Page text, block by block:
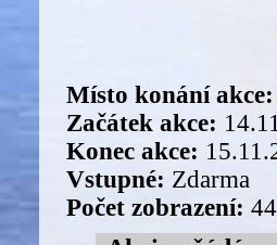
Místo konání akce:
Začátek akce:
Konec akce:
Vstupné: Zdarma
Počet zobrazení: